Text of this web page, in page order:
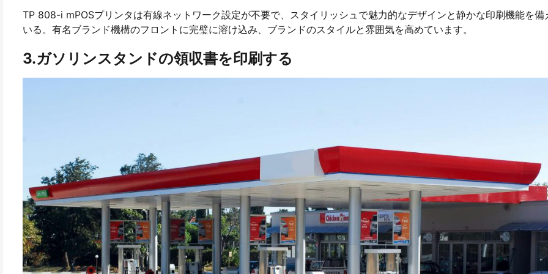
TP 808-i mPOSプリンタは有線ネットワーク設定が不要で、スタイリッシュで魅力的なデザインと静かな印刷機能を備
いる。有名ブランド機構のフロントに完璧に溶け込み、ブランドのスタイルと雰囲気を高めています。
3.ガソリンスタンドの領収書を印刷する